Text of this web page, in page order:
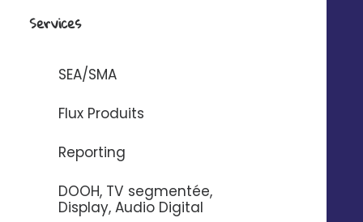
Services
SEA/SMA
Flux Produits
Reporting
DOOH, TV segmentée,
Display, Audio Digital
Augmentation du nombre de leads générés*
*Chiffres moyens constatés chez nos clients